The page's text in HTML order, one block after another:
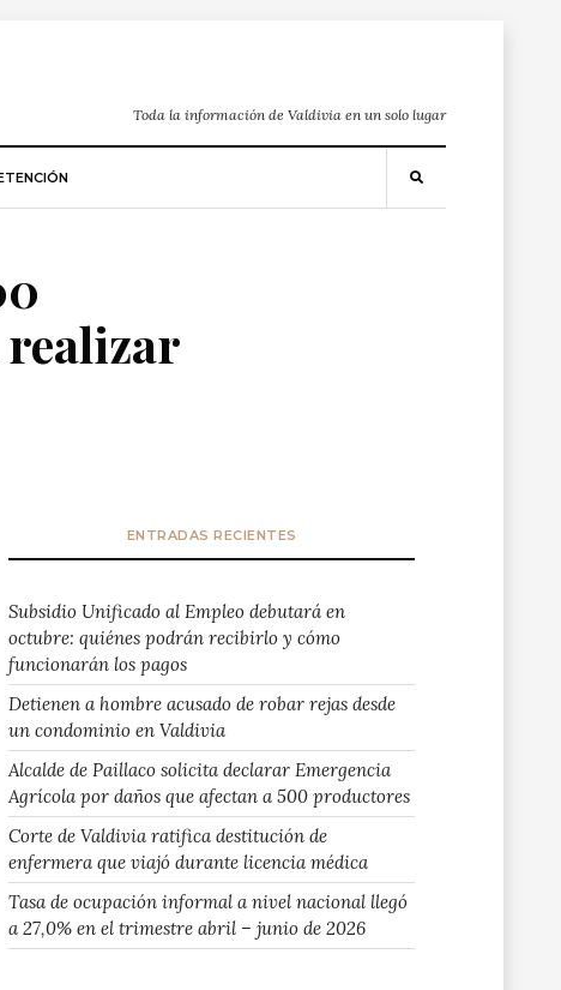
Toda la información de Valdivia en un solo lugar
realizar
ENTRADAS RECIENTES
Subsidio Unificado al Empleo debutará en
octubre: quiénes podrán recibirlo y cómo
funcionarán los pagos
Detienen a hombre acusado de robar rejas desde
un condominio en Valdivia
Alcalde de Paillaco solicita declarar Emergencia
Agrícola por daños que afectan a 500 productores
Corte de Valdivia ratifica destitución de
enfermera que viajó durante licencia médica
Tasa de ocupación informal a nivel nacional llegó
a 27,0% en el trimestre abril – junio de 2026